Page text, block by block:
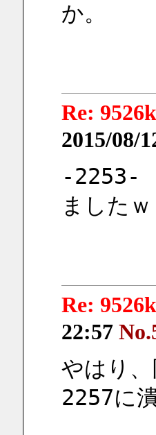
か。
Re:
2015/08/
-2253-
ましたｗ
Re:
22:57
やはり
2257に